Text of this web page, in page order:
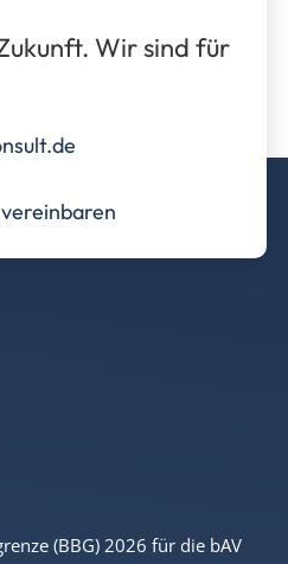
Wir sind für
(BBG) 2026 für die bAV